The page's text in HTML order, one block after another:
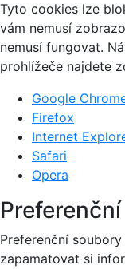
Tyto cookies lze
vám nemusí
nemusí fungovat.
prohlížeče najdete
Google
Firefox
Internet
Safari
Opera
Preferenční
zapamatovat si